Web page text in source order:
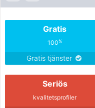
Gratis
100%
Gratis tjänster
Seriös
kvalitetsprofiler